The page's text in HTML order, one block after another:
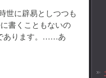
世に辟易としつつも
書くこともないの
あります。……あ